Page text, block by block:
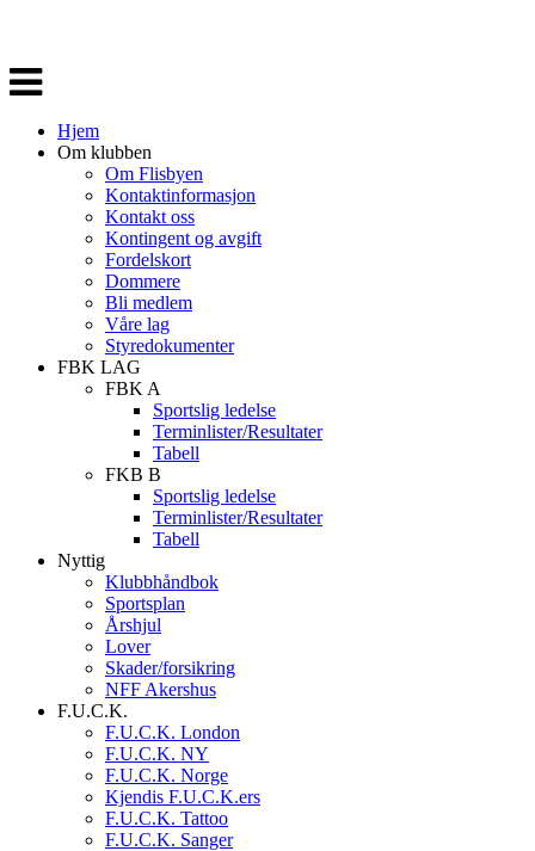
Veksle
navigasjon
Hjem
Om klubben
Om Flisbyen
Kontaktinformasjon
Kontakt oss
Kontingent og avgift
Fordelskort
Dommere
Bli medlem
Våre lag
Styredokumenter
FBK LAG
FBK A
Sportslig ledelse
Terminlister/Resultater
Tabell
FKB B
Sportslig ledelse
Terminlister/Resultater
Tabell
Nyttig
Klubbhåndbok
Sportsplan
Årshjul
Lover
Skader/forsikring
NFF Akershus
F.U.C.K.
F.U.C.K. London
F.U.C.K. NY
F.U.C.K. Norge
Kjendis F.U.C.K.ers
F.U.C.K. Tattoo
F.U.C.K. Sanger